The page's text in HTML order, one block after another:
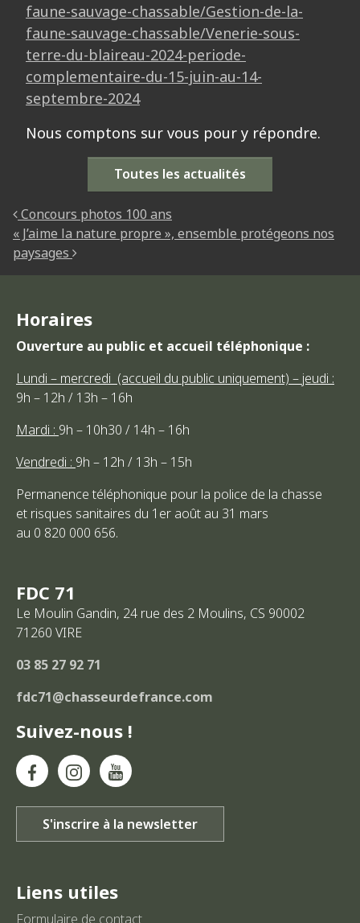
faune-sauvage-chassable/Gestion-de-la-
faune-sauvage-chassable/Venerie-sous-
terre-du-blaireau-2024-periode-
complementaire-du-15-juin-au-14-
septembre-2024
Nous comptons sur vous pour y répondre.
Toutes les actualités
NAVIGATION DES ARTICLES
Concours photos 100 ans
« J’aime la nature propre », ensemble protégeons nos
paysages
FDC 71
Le Moulin Gandin, 24 rue des 2 Moulins, CS 90002
71260 VIRE
03 85 27 92 71
fdc71@chasseurdefrance.com
Suivez-nous !
Horaires
Ouverture au public et accueil téléphonique :
Lundi – mercredi (accueil du public uniquement) – jeudi :
9h – 12h / 13h – 16h
Mardi : 9h – 10h30 / 14h – 16h
Vendredi : 9h – 12h / 13h – 15h
Permanence téléphonique pour la police de la chasse
et risques sanitaires du 1er août au 31 mars
au 0 820 000 656.
Liens utiles
Formulaire de contact